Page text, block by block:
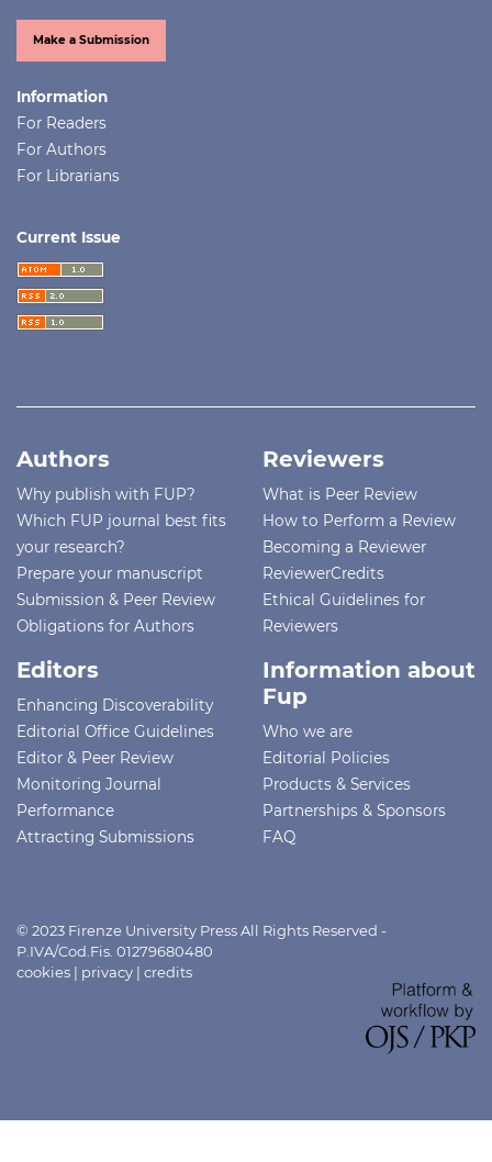
Make a Submission
Information
For Readers
For Authors
For Librarians
Current Issue
Authors
Why publish with FUP?
Which FUP journal best fits
your research?
Prepare your manuscript
Submission & Peer Review
Obligations for Authors
Reviewers
What is Peer Review
How to Perform a Review
Becoming a Reviewer
ReviewerCredits
Ethical Guidelines for
Reviewers
Editors
Enhancing Discoverability
Editorial Office Guidelines
Editor & Peer Review
Monitoring Journal
Performance
Attracting Submissions
Information about
Fup
Who we are
Editorial Policies
Products & Services
Partnerships & Sponsors
FAQ
© 2023 Firenze University Press All Rights Reserved -
P.IVA/Cod.Fis. 01279680480
cookies | privacy | credits